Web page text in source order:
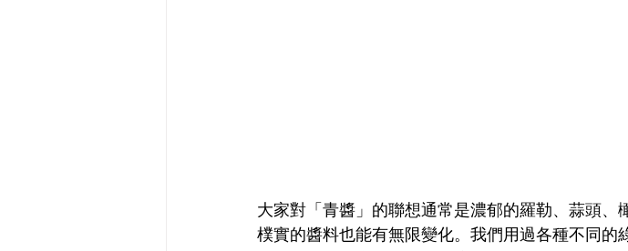
大家對「青醬」的聯想通常是濃郁的羅勒、蒜頭、
樸實的醬料也能有無限變化。我們用過各種不同的